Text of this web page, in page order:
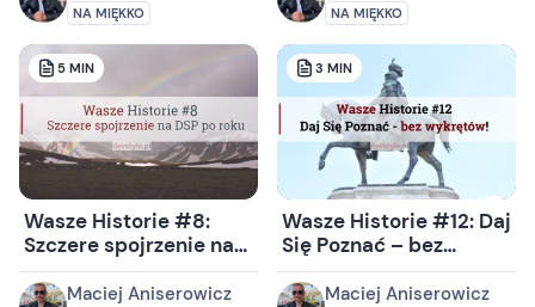
NA MIĘKKO NA MIĘKKO
5 MIN
Wasze Historie #8:
Szczere spojrzenie na
Daj Się Poznać. Po roku.
Maciej Aniserowicz
3 MIN
Wasze Historie #12: Daj
Się Poznać – bez
wykrętów!
Maciej Aniserowicz